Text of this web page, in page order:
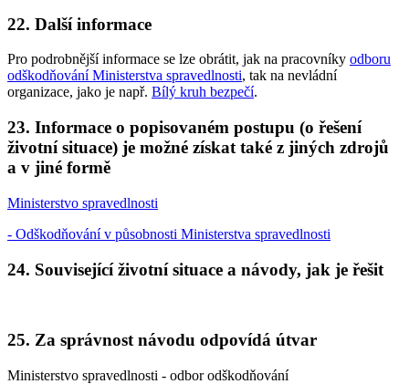
22. Další informace
Pro podrobnější informace se lze obrátit, jak na pracovníky odboru
odškodňování Ministerstva spravedlnosti, tak na nevládní
organizace, jako je např. Bílý kruh bezpečí.
23. Informace o popisovaném postupu (o řešení
životní situace) je možné získat také z jiných zdrojů
a v jiné formě
Ministerstvo spravedlnosti
- Odškodňování v působnosti Ministerstva spravedlnosti
24. Související životní situace a návody, jak je řešit
25. Za správnost návodu odpovídá útvar
Ministerstvo spravedlnosti - odbor odškodňování